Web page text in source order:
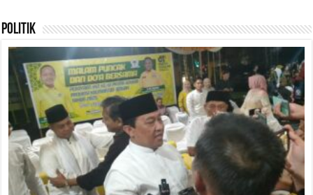
Politik